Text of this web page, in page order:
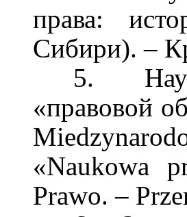
права:
Сибири).–
5.
«правовой
«Naukowa
Prawo.–